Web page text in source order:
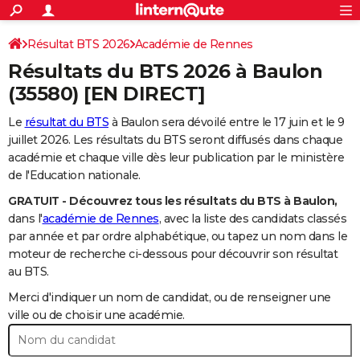
ACTUALITÉS
Politique
Société
Faits Divers
Education
Monde
Villes
+
SPORT
Coupe du monde 2026
Football
Tennis
Cyclisme
Rugby
Forum
FINANCE
Retraite
Impôts
Epargne
Immobilier
Risques naturels par ville
Banque
Assurance
Crédit
Essais
Réserver un essai
Citadines
Berlines
SUV
Forum auto
+
HIGH-TECH
Mobiles
Meilleur smartphone
Internet
Ordinateurs
Jeux vidéo
Guide high-tech
+BRICOLAGE
Forum
Aménagement intérieur
Extérieur
Cuisine
Salle de bains
Jardinage
Rangement
+ WEEK-END
Guides de France
Escapades
Patrimoine
Expositions
Musées
Week-end nature
+
Art de vivre
Bien-être
Loisirs
Mode
Modes de vie
+ SANTE
Alimentation
Guide de la santé
Maladies
Médicaments
Sommeil
VOYAGE
S'inscrire
Connexion
Résultat BTS 2026 Académie de Rennes
Résultats du BTS 2026 à Baulon
(35580) [EN DIRECT]
Le résultat du BTS à Baulon sera dévoilé entre le 17 juin et le 9
juillet 2026. Les résultats du BTS seront diffusés dans chaque
académie et chaque ville dès leur publication par le ministère
de l'Education nationale.
GRATUIT - Découvrez tous les résultats du BTS à Baulon,
dans l'académie de Rennes, avec la liste des candidats classés
par année et par ordre alphabétique, ou tapez un nom dans le
moteur de recherche ci-dessous pour découvrir son résultat
au BTS.
Merci d'indiquer un nom de candidat, ou de renseigner une
ville ou de choisir une académie.